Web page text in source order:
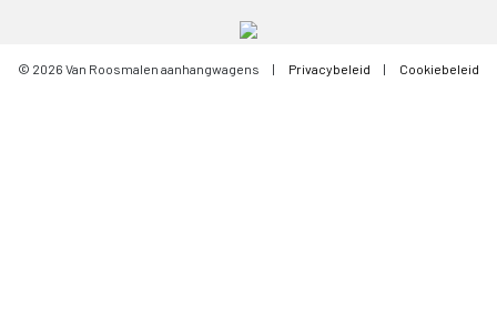
© 2026 Van Roosmalen aanhangwagens | Privacybeleid | Cookiebeleid